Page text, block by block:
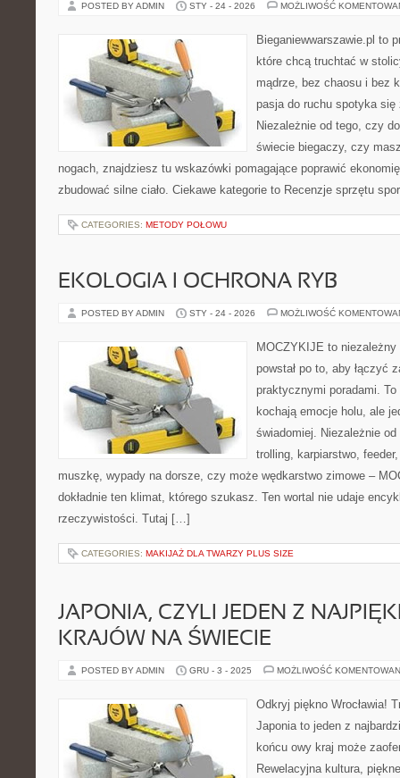
POSTED BY ADMIN STY - 24 - 2026 MOŻLIWOŚĆ
Bieganiewwarszawie.pl to
które chcą truchtać w
mądrze, bez chaosu i bez
pasja do ruchu spotyka
Niezależnie od tego, czy
świecie biegaczy, czy
nogach, znajdziesz tu wskazówki pomagające poprawić
zbudować silne ciało. Ciekawe kategorie to Recenzje sprzętu
CATEGORIES: METODY POŁOWU
EKOLOGIA I OCHRONA RYB
POSTED BY ADMIN STY - 24 - 2026 MOŻLIWOŚĆ
MOCZYKIJE to
powstał po to, aby łączyć
praktycznymi poradami.
kochają emocje holu, ale
świadomiej. Niezależnie
trolling, karpiarstwo,
muszkę, wypady na dorsze, czy może wędkarstwo zimowe –
dokładnie ten klimat, którego szukasz. Ten wortal nie udaje
rzeczywistości. Tutaj […]
CATEGORIES: MAKIJAŻ DLA TWARZY PLUS SIZE
JAPONIA, CZYLI JEDEN Z
KRAJÓW NA ŚWIECIE
POSTED BY ADMIN GRU - 3 - 2025 MOŻLIWOŚĆ
Odkryj piękno Wrocławia!
Japonia to jeden z
końcu owy kraj może
Rewelacyjna kultura,